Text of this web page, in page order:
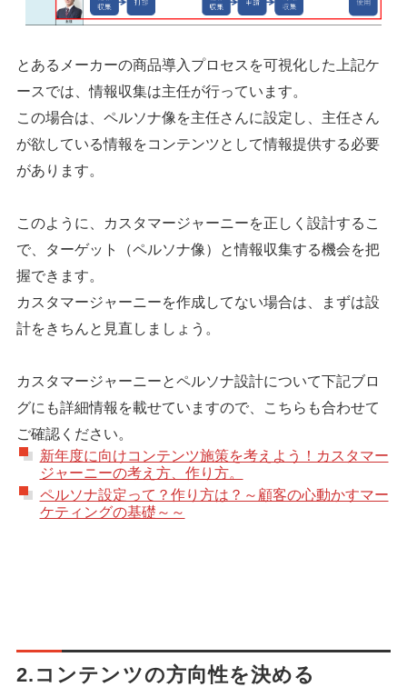
とあるメーカーの商品導入プロセスを可視化した上記ケ
ースでは、情報収集は主任が行っています。
この場合は、ペルソナ像を主任さんに設定し、主任さん
が欲している情報をコンテンツとして情報提供する必要
があります。
このように、カスタマージャーニーを正しく設計するこ
で、ターゲット（ペルソナ像）と情報収集する機会を把
握できます。
カスタマージャーニーを作成してない場合は、まずは設
計をきちんと見直しましょう。
カスタマージャーニーとペルソナ設計について下記ブロ
グにも詳細情報を載せていますので、こちらも合わせて
ご確認ください。
新年度に向けコンテンツ施策を考えよう！カスタマー
ジャーニーの考え方、作り方。
ペルソナ設定って？作り方は？～顧客の心動かすマー
ケティングの基礎～～
2.コンテンツの方向性を決める